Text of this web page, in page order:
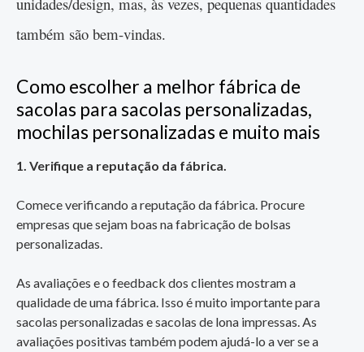
também são bem-vindas.
Como escolher a melhor fábrica de
sacolas para sacolas personalizadas,
mochilas personalizadas e muito mais
1. Verifique a reputação da fábrica.
Comece verificando a reputação da fábrica. Procure
empresas que sejam boas na fabricação de bolsas
personalizadas.
As avaliações e o feedback dos clientes mostram a
qualidade de uma fábrica. Isso é muito importante para
sacolas personalizadas e sacolas de lona impressas. As
avaliações positivas também podem ajudá-lo a ver se a